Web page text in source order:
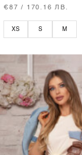
€87 / 170.16 ЛВ.
XS S M